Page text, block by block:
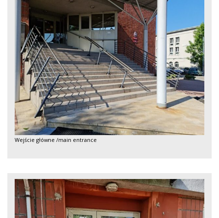
Wejście główne /main entrance